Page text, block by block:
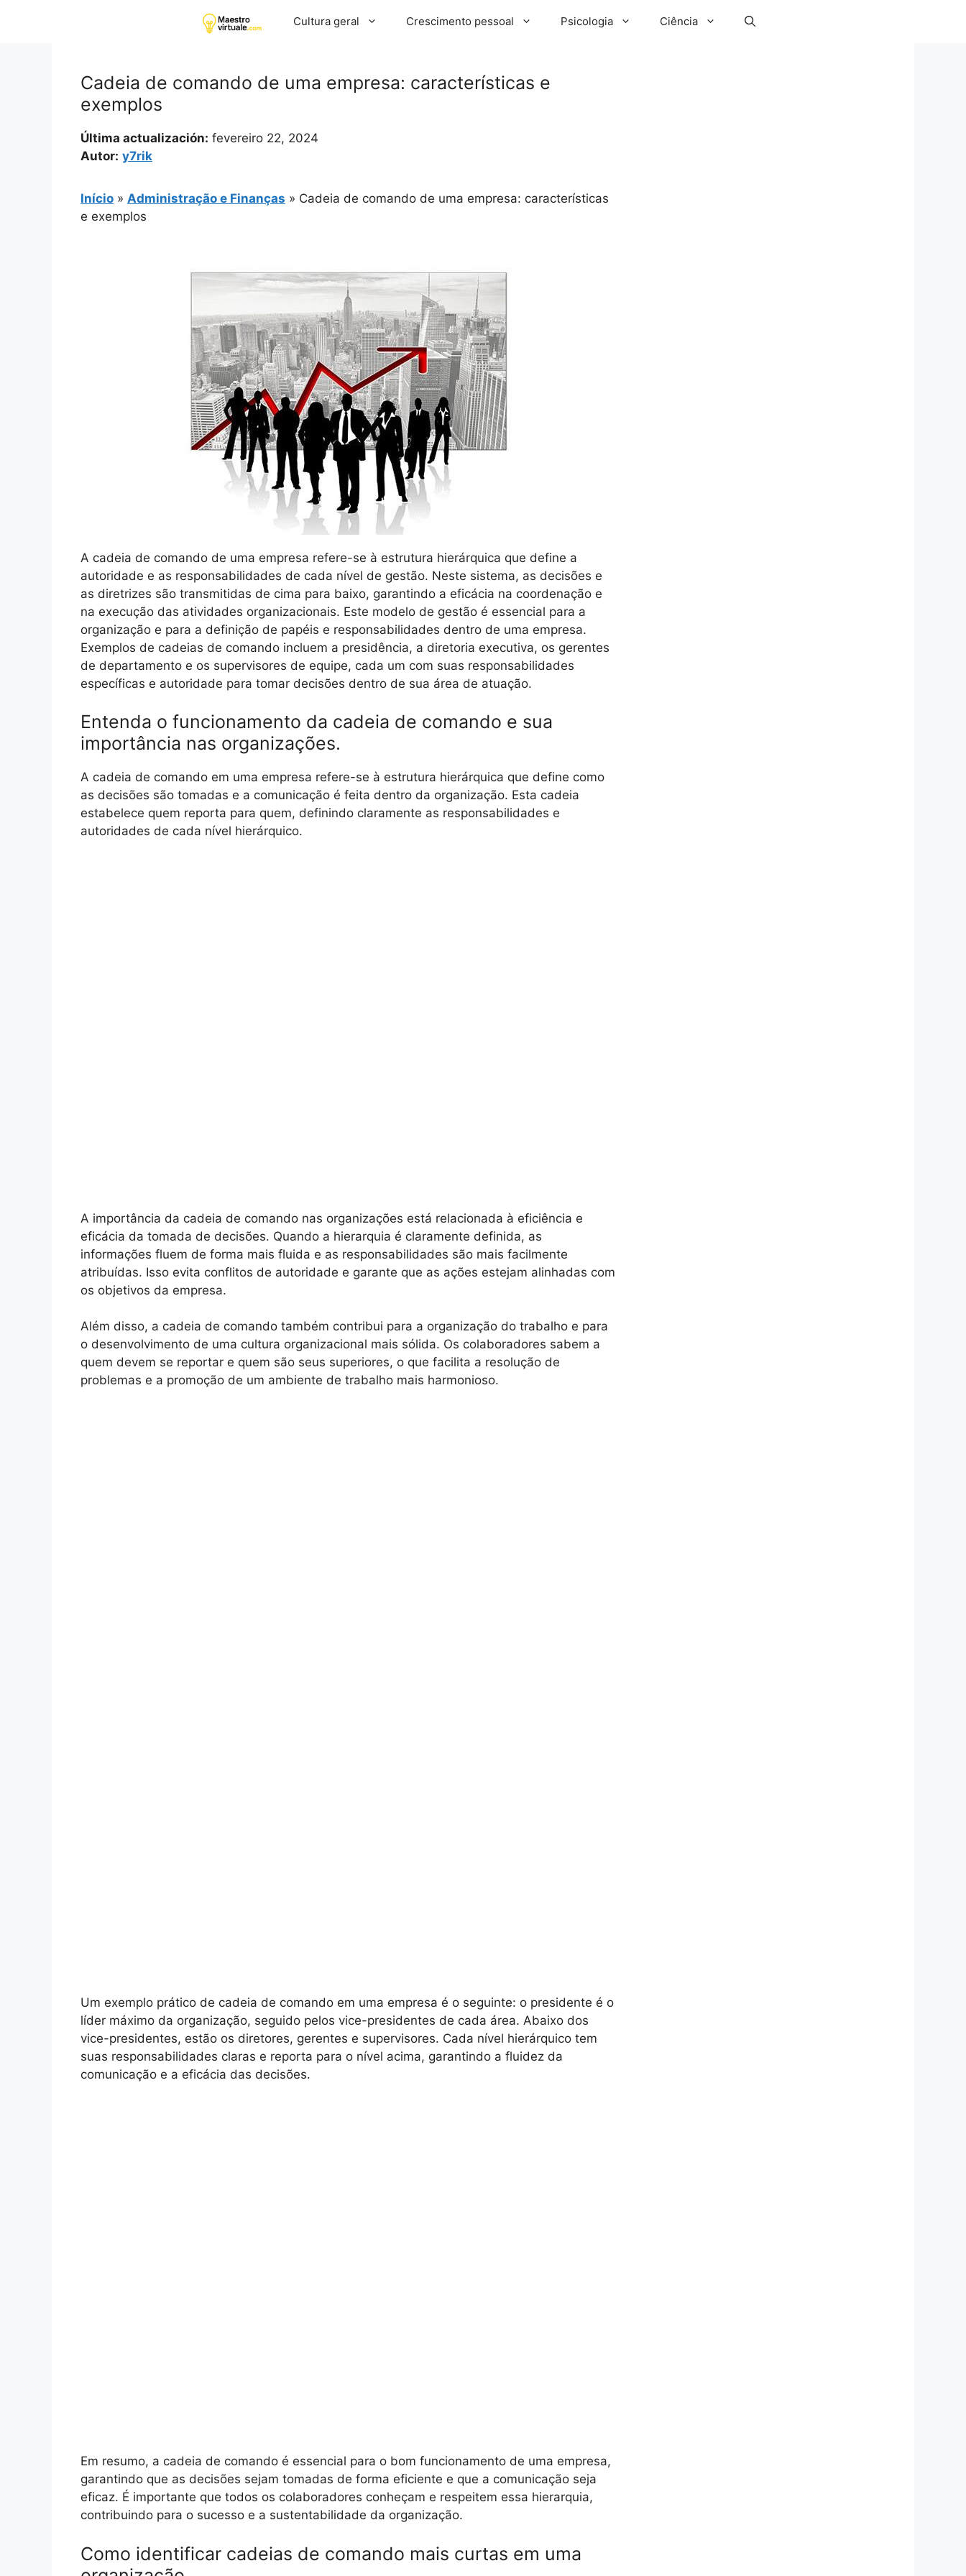
Cultura geral Crescimento pessoal Psicologia Ciência
Cadeia de comando de uma empresa: características e
exemplos
Última actualización: fevereiro 22, 2024
Autor: y7rik
Início » Administração e Finanças » Cadeia de comando de uma empresa: características
e exemplos
A cadeia de comando de uma empresa refere-se à estrutura hierárquica que define a
autoridade e as responsabilidades de cada nível de gestão. Neste sistema, as decisões e
as diretrizes são transmitidas de cima para baixo, garantindo a eficácia na coordenação e
na execução das atividades organizacionais. Este modelo de gestão é essencial para a
organização e para a definição de papéis e responsabilidades dentro de uma empresa.
Exemplos de cadeias de comando incluem a presidência, a diretoria executiva, os gerentes
de departamento e os supervisores de equipe, cada um com suas responsabilidades
específicas e autoridade para tomar decisões dentro de sua área de atuação.
Entenda o funcionamento da cadeia de comando e sua
importância nas organizações.
A cadeia de comando em uma empresa refere-se à estrutura hierárquica que define como
as decisões são tomadas e a comunicação é feita dentro da organização. Esta cadeia
estabelece quem reporta para quem, definindo claramente as responsabilidades e
autoridades de cada nível hierárquico.
A importância da cadeia de comando nas organizações está relacionada à eficiência e
eficácia da tomada de decisões. Quando a hierarquia é claramente definida, as
informações fluem de forma mais fluida e as responsabilidades são mais facilmente
atribuídas. Isso evita conflitos de autoridade e garante que as ações estejam alinhadas com
os objetivos da empresa.
Além disso, a cadeia de comando também contribui para a organização do trabalho e para
o desenvolvimento de uma cultura organizacional mais sólida. Os colaboradores sabem a
quem devem se reportar e quem são seus superiores, o que facilita a resolução de
problemas e a promoção de um ambiente de trabalho mais harmonioso.
Um exemplo prático de cadeia de comando em uma empresa é o seguinte: o presidente é o
líder máximo da organização, seguido pelos vice-presidentes de cada área. Abaixo dos
vice-presidentes, estão os diretores, gerentes e supervisores. Cada nível hierárquico tem
suas responsabilidades claras e reporta para o nível acima, garantindo a fluidez da
comunicação e a eficácia das decisões.
Em resumo, a cadeia de comando é essencial para o bom funcionamento de uma empresa,
garantindo que as decisões sejam tomadas de forma eficiente e que a comunicação seja
eficaz. É importante que todos os colaboradores conheçam e respeitem essa hierarquia,
contribuindo para o sucesso e a sustentabilidade da organização.
Como identificar cadeias de comando mais curtas em uma